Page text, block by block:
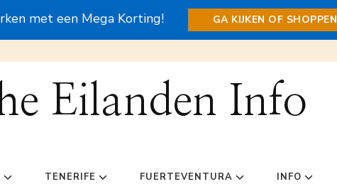
met een Mega Korting! GA KIJKEN OF SHOPPEN
Eilanden Info
TENERIFE FUERTEVENTURA INFO